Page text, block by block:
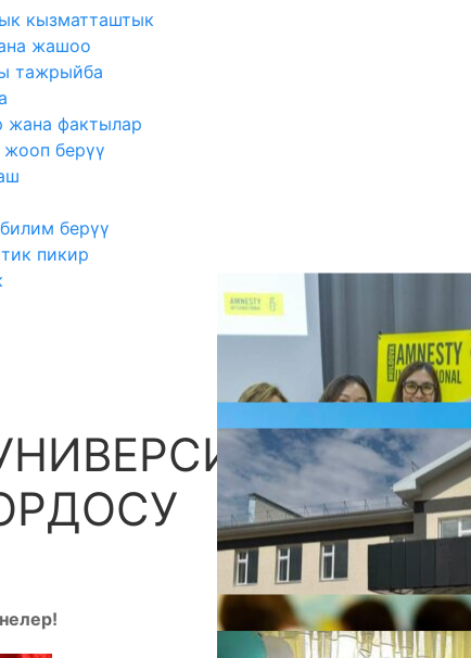
кызматташтык
жашоо
тажрыйба
жана фактылар
берүү
берүү
пикир
–